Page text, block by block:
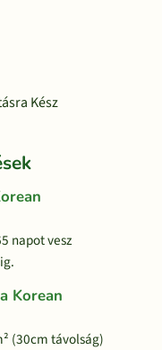
Kész
napot vesz
Korean
(30cm távolság)